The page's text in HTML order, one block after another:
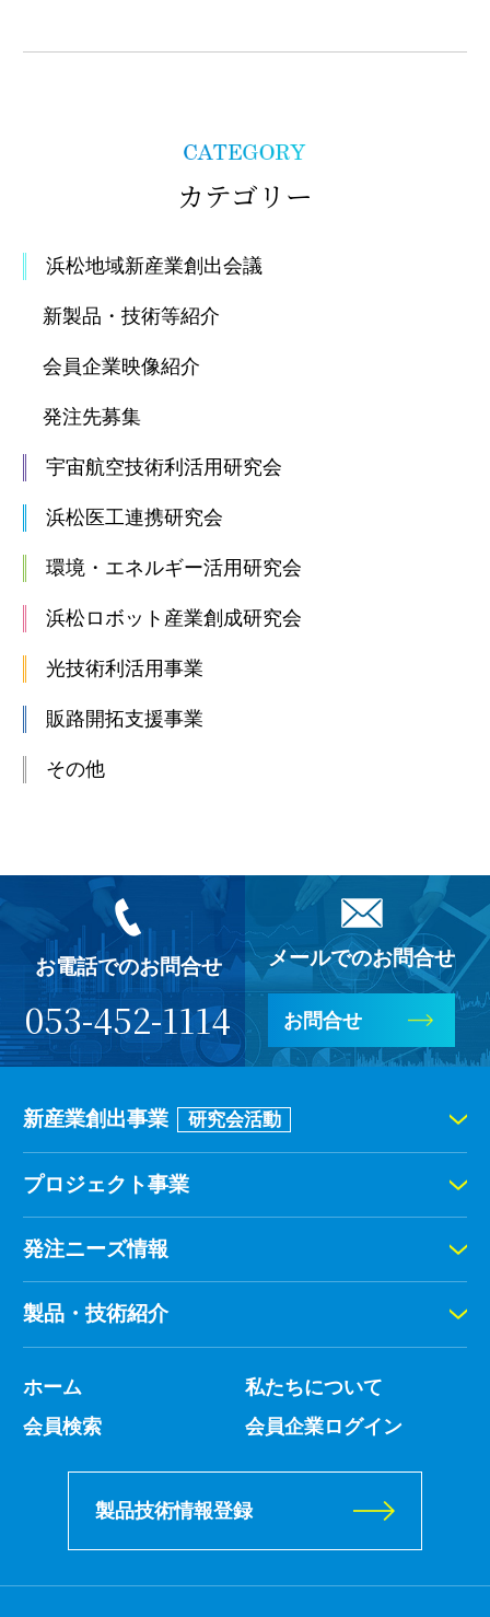
カテゴリー
浜松地域新産業創出会議
新製品・技術等紹介
会員企業映像紹介
発注先募集
宇宙航空技術利活用研究会
浜松医工連携研究会
環境・エネルギー活用研究会
浜松ロボット産業創成研究会
光技術利活用事業
販路開拓支援事業
その他
お電話でのお問合せ
053-452-1114
メールでのお問合せ
お問合せ
新産業創出事業 研究会活動
プロジェクト事業
発注ニーズ情報
製品・技術紹介
ホーム
私たちについて
会員検索
会員企業ログイン
製品技術情報登録